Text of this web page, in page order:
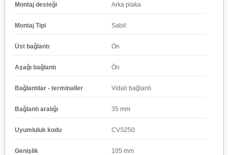
Montaj desteği Arka plaka
Montaj Tipi Sabit
Üst bağlantı Ön
Aşağı bağlantı Ön
Bağlantılar - terminaller Vidalı bağlantı
Bağlantı aralığı 35 mm
Uyumluluk kodu CVS250
Genişlik 105 mm